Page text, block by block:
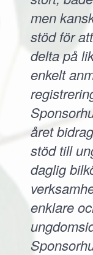
men
stöd för
delta på
enkelt
året
stöd till
daglig
enklare